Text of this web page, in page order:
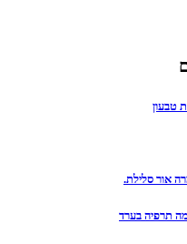
טבעון
אור סלילת.
תרפיה בערד